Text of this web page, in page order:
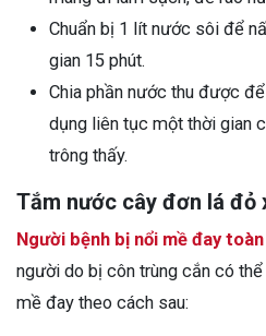
Chuẩn bị 1 lít nước sôi để
gian 15 phút.
Chia phần nước thu được
dụng liên tục một thời gian
trông thấy.
Tắm nước cây đơn lá đỏ
Người bệnh bị nổi mề đay
người do bị côn trùng cắn có
mề đay theo cách sau: